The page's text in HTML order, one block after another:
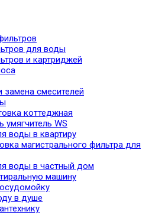
для воды
и картриджей
замена смесителей
коттеджная
умягчитель WS
воды в квартиру
магистрального фильтра для
воды в частный дом
машину
в душе